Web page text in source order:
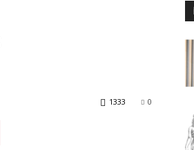
0
1333